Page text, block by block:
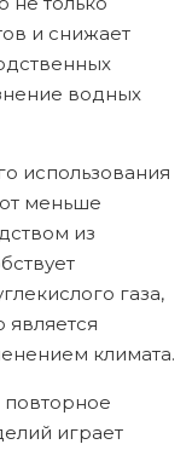
и снижает
водных
использования
меньше
из
газа,
климата.
повторное
играет